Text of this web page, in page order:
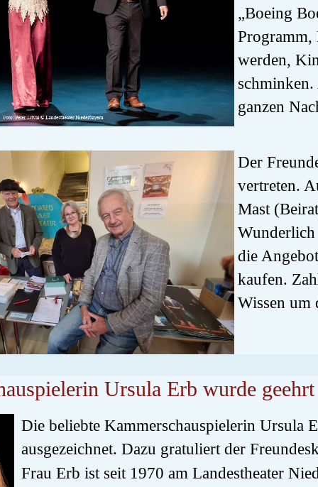
„Boeing
Programm,
werden,
ganzen
Der
vertreten.
Mast
Wunderlich
die
kaufen.
Wissen um
Ursula Erb wurde geehrt
Die beliebte Kammerschauspielerin Ursula
ausgezeichnet. Dazu gratuliert der
Frau Erb ist seit 1970 am Landestheater